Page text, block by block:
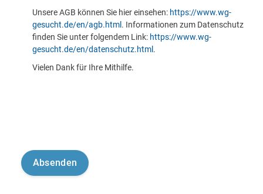
Unsere AGB können Sie hier einsehen: https://www.wg-
gesucht.de/en/agb.html . Informationen zum Datenschutz
finden Sie unter folgendem Link: https://www.wg-
gesucht.de/en/datenschutz.html .
Vielen Dank für Ihre Mithilfe.